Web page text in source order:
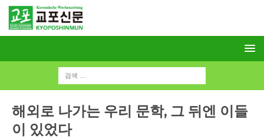
해외로 나가는 우리 문학, 그 뒤엔 이들
이 있었다